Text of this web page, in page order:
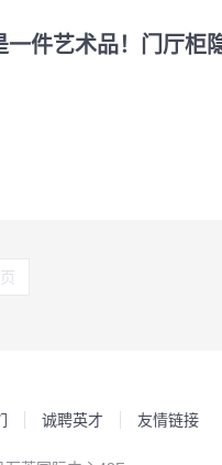
一件艺术品！门厅柜
诚聘英才 友情链接